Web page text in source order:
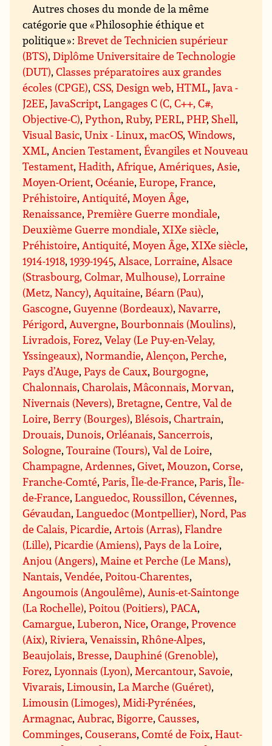
Autres choses du monde de la même
catégorie que « Philosophie éthique et
politique » : Brevet de Technicien supérieur
(BTS),Diplôme Universitaire de Technologie
(DUT),Classes préparatoires aux grandes
écoles (CPGE),CSS, Design web,HTML,Java -
J2EE,JavaScript,Langages C (C, C++, C#,
Objective-C),Python,Ruby,PERL,PHP, Shell,
Visual Basic,Unix - Linux,macOS,Windows,
XML, Ancien Testament,Évangiles et Nouveau
Testament,Hadith, Afrique, Amériques, Asie,
Moyen-Orient,Océanie,Europe,France,
Préhistoire, Antiquité, Moyen Âge,
Renaissance,Première Guerre mondiale,
Deuxième Guerre mondiale,XIXe siècle,
Préhistoire, Antiquité, Moyen Âge,XIXe siècle,
1914-1918,1939-1945, Alsace, Lorraine, Alsace
(Strasbourg, Colmar, Mulhouse),Lorraine
(Metz, Nancy), Aquitaine, Béarn (Pau),
Gascogne,Guyenne (Bordeaux),Navarre,
Périgord, Auvergne, Bourbonnais (Moulins),
Livradois, Forez,Velay (Le Puy-en-Velay,
Yssingeaux),Normandie, Alençon,Perche,
Pays d’Auge,Pays de Caux, Bourgogne,
Chalonnais,Charolais, Mâconnais, Morvan,
Nivernais (Nevers), Bretagne,Centre, Val de
Loire, Berry (Bourges), Blésois,Chartrain,
Drouais,Dunois,Orléanais, Sancerrois,
Sologne,Touraine (Tours),Val de Loire,
Champagne, Ardennes,Givet, Mouzon,Corse,
Franche-Comté,Paris, Île-de-France,Paris,Île-
de-France,Languedoc, Roussillon,Cévennes,
Gévaudan,Languedoc (Montpellier),Nord, Pas
de Calais, Picardie, Artois (Arras),Flandre
(Lille),Picardie (Amiens),Pays de la Loire,
Anjou (Angers), Maine et Perche (Le Mans),
Nantais,Vendée,Poitou-Charentes,
Angoumois (Angoulême), Aunis-et-Saintonge
(La Rochelle),Poitou (Poitiers),PACA,
Camargue,Luberon,Nice,Orange,Provence
(Aix),Riviera,Venaissin,Rhône-Alpes,
Beaujolais, Bresse,Dauphiné (Grenoble),
Forez,Lyonnais (Lyon), Mercantour, Savoie,
Vivarais,Limousin,La Marche (Guéret),
Limousin (Limoges), Midi-Pyrénées,
Armagnac, Aubrac, Bigorre,Causses,
Comminges,Couserans,Comté de Foix,Haut-